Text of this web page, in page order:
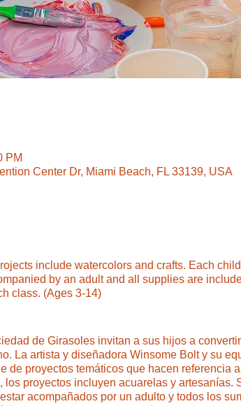
PM
Center Dr, Miami Beach, FL 33139, USA
include watercolors and crafts. Each
by an adult and all supplies are
class. (Ages 3-14)
de Girasoles invitan a sus hijos a
La artista y diseñadora Winsome Bolt y su
de proyectos temáticos que hacen referencia
proyectos incluyen acuarelas y artesanías.
acompañados por un adulto y todos los